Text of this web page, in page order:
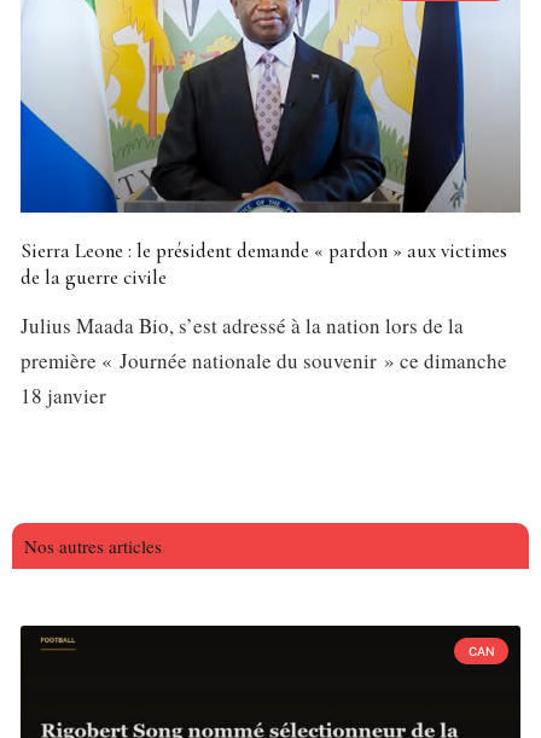
Sierra Leone : le président demande « pardon » aux victimes
de la guerre civile
Julius Maada Bio, s’est adressé à la nation lors de la
première « Journée nationale du souvenir » ce dimanche
18 janvier
Nos autres articles
CAN